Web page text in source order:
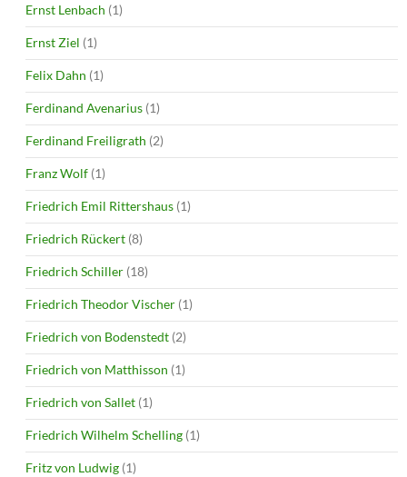
Ernst Lenbach (1)
Ernst Ziel (1)
Felix Dahn (1)
Ferdinand Avenarius (1)
Ferdinand Freiligrath (2)
Franz Wolf (1)
Friedrich Emil Rittershaus (1)
Friedrich Rückert (8)
Friedrich Schiller (18)
Friedrich Theodor Vischer (1)
Friedrich von Bodenstedt (2)
Friedrich von Matthisson (1)
Friedrich von Sallet (1)
Friedrich Wilhelm Schelling (1)
Fritz von Ludwig (1)